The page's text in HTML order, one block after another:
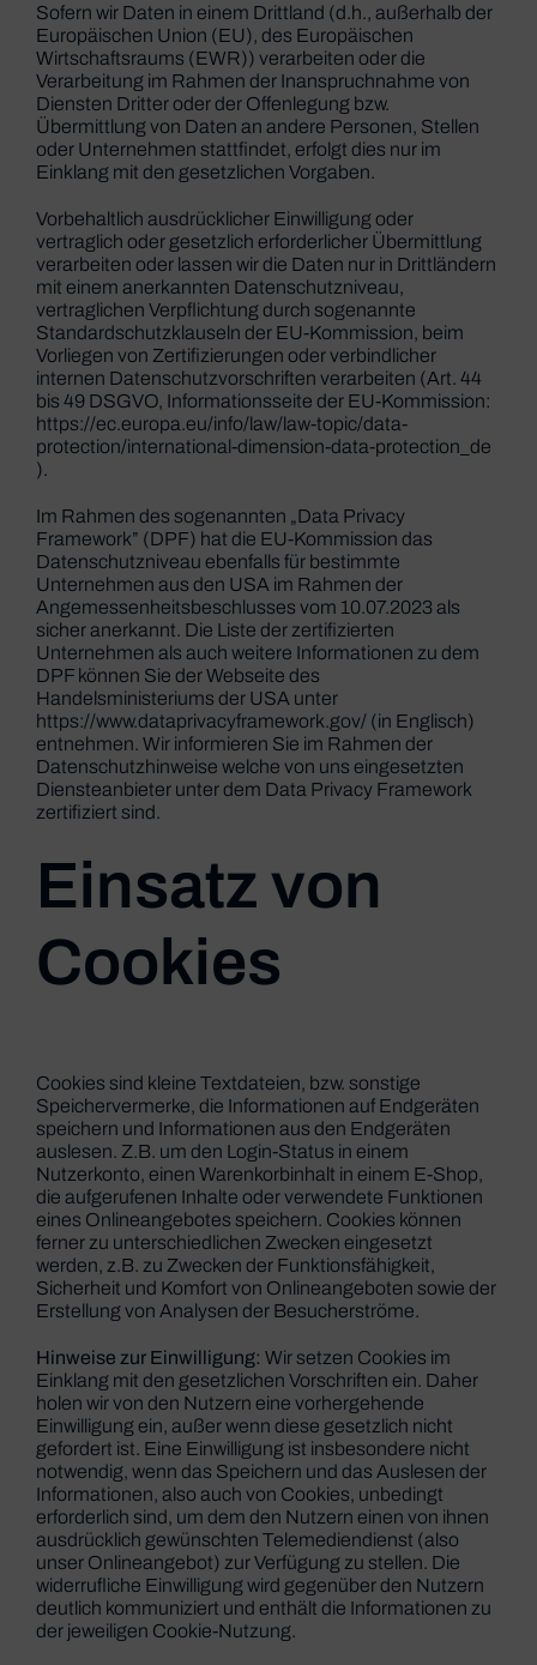
Sofern wir Daten in einem Drittland (d.h., außerhalb der
Europäischen Union (EU), des Europäischen
Wirtschaftsraums (EWR)) verarbeiten oder die
Verarbeitung im Rahmen der Inanspruchnahme von
Diensten Dritter oder der Offenlegung bzw.
Übermittlung von Daten an andere Personen, Stellen
oder Unternehmen stattfindet, erfolgt dies nur im
Einklang mit den gesetzlichen Vorgaben.
Vorbehaltlich ausdrücklicher Einwilligung oder
vertraglich oder gesetzlich erforderlicher Übermittlung
verarbeiten oder lassen wir die Daten nur in Drittländern
mit einem anerkannten Datenschutzniveau,
vertraglichen Verpflichtung durch sogenannte
Standardschutzklauseln der EU-Kommission, beim
Vorliegen von Zertifizierungen oder verbindlicher
internen Datenschutzvorschriften verarbeiten (Art. 44
bis 49 DSGVO, Informationsseite der EU-Kommission:
https://ec.europa.eu/info/law/law-topic/data-
protection/international-dimension-data-protection_de
).
Im Rahmen des sogenannten „Data Privacy
Framework” (DPF) hat die EU-Kommission das
Datenschutzniveau ebenfalls für bestimmte
Unternehmen aus den USA im Rahmen der
Angemessenheitsbeschlusses vom 10.07.2023 als
sicher anerkannt. Die Liste der zertifizierten
Unternehmen als auch weitere Informationen zu dem
DPF können Sie der Webseite des
Handelsministeriums der USA unter
https://www.dataprivacyframework.gov/ (in Englisch)
entnehmen. Wir informieren Sie im Rahmen der
Datenschutzhinweise welche von uns eingesetzten
Diensteanbieter unter dem Data Privacy Framework
zertifiziert sind.
Einsatz von
Cookies
Cookies sind kleine Textdateien, bzw. sonstige
Speichervermerke, die Informationen auf Endgeräten
speichern und Informationen aus den Endgeräten
auslesen. Z.B. um den Login-Status in einem
Nutzerkonto, einen Warenkorbinhalt in einem E-Shop,
die aufgerufenen Inhalte oder verwendete Funktionen
eines Onlineangebotes speichern. Cookies können
ferner zu unterschiedlichen Zwecken eingesetzt
werden, z.B. zu Zwecken der Funktionsfähigkeit,
Sicherheit und Komfort von Onlineangeboten sowie der
Erstellung von Analysen der Besucherströme.
Hinweise zur Einwilligung: Wir setzen Cookies im
Einklang mit den gesetzlichen Vorschriften ein. Daher
holen wir von den Nutzern eine vorhergehende
Einwilligung ein, außer wenn diese gesetzlich nicht
gefordert ist. Eine Einwilligung ist insbesondere nicht
notwendig, wenn das Speichern und das Auslesen der
Informationen, also auch von Cookies, unbedingt
erforderlich sind, um dem den Nutzern einen von ihnen
ausdrücklich gewünschten Telemediendienst (also
unser Onlineangebot) zur Verfügung zu stellen. Die
widerrufliche Einwilligung wird gegenüber den Nutzern
deutlich kommuniziert und enthält die Informationen zu
der jeweiligen Cookie-Nutzung.